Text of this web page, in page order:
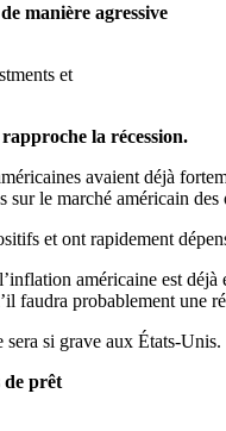
manière agressive
et
la récession.
avaient déjà
le marché américain des
et ont rapidement
américaine est
faudra probablement une
sera si grave aux États-Unis.
de prêt